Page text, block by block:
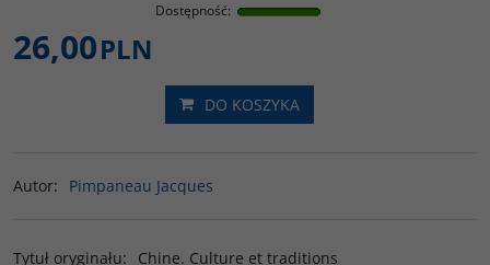
Dostępność:
26,00PLN
DO KOSZYKA
Autor: Pimpaneau Jacques
Tytuł oryginału:
Chine. Culture et traditions